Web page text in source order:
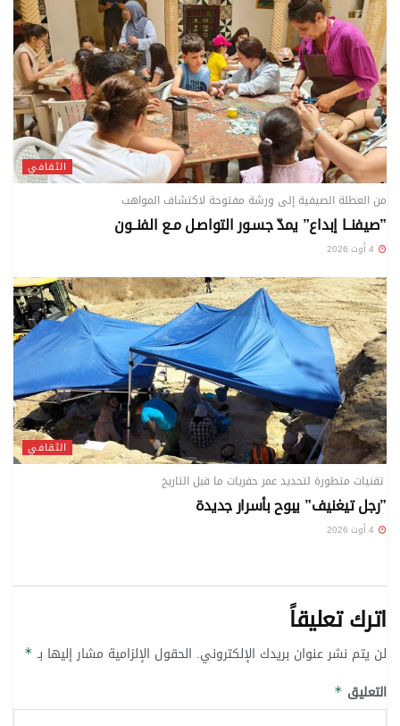
الثقافي
من العطلة الصيفية إلى ورشة مفتوحة لاكتشاف المواهب
”صيفنــا إبداع” يمدّ جسـور التواصـل مـع الفنــون
الثقافي
تقنيات متطورة لتحديد عمر حفريات ما قبل التاريخ
”رجل تيغنيف” يبوح بأسرار جديدة
اترك تعليقاً
لن يتم نشر عنوان بريدك الإلكتروني. الحقول الإلزامية مشار إليها بـ *
التعليق *